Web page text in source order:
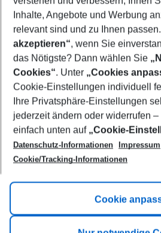
2 adults No children
Show more
Footer
Footer navigation
Title A
Link A
Inhalte, Angebote und Werbung
relevant sind und zu Ihnen
akzeptieren“, wenn Sie
das Nötigste? Dann wählen Sie
Cookies“. Unter „Cookies
Cookie-Einstellungen individuell
Ihre Privatsphäre-Einstellungen
jederzeit ändern oder widerrufen
einfach unten auf „Cookie-
Datenschutz-Informationen
Impressum
Cookie/Tracking-Informationen
Cookie